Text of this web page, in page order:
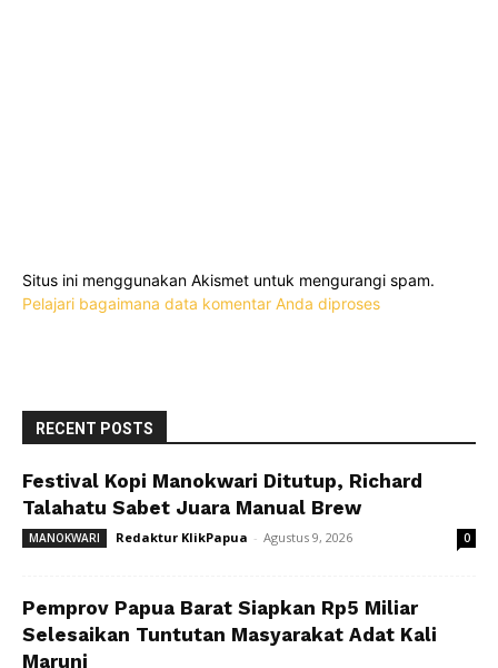
Situs ini menggunakan Akismet untuk mengurangi spam.
Pelajari bagaimana data komentar Anda diproses
RECENT POSTS
Festival Kopi Manokwari Ditutup, Richard
Talahatu Sabet Juara Manual Brew
MANOKWARI Redaktur KlikPapua - Agustus 9, 2026 0
Pemprov Papua Barat Siapkan Rp5 Miliar
Selesaikan Tuntutan Masyarakat Adat Kali
Maruni